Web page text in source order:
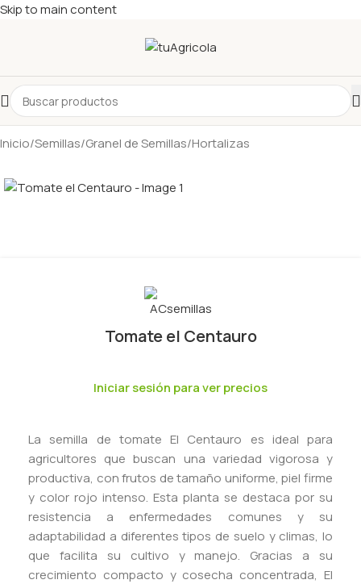
Skip to main content
Inicio/Semillas/Granel de Semillas/Hortalizas
Tomate el Centauro
Iniciar sesión para ver precios
La semilla de tomate El Centauro es ideal para
agricultores que buscan una variedad vigorosa y
productiva, con frutos de tamaño uniforme, piel firme
y color rojo intenso. Esta planta se destaca por su
resistencia a enfermedades comunes y su
adaptabilidad a diferentes tipos de suelo y climas, lo
que facilita su cultivo y manejo. Gracias a su
crecimiento compacto y cosecha concentrada, El